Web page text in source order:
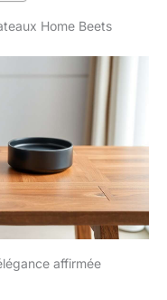
Home Beets
affirmée